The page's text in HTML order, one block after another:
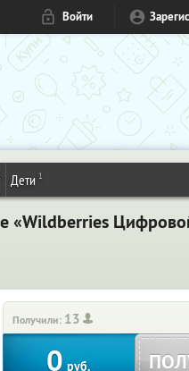
Войти
Дети 1
«Wildberries
Получили: 13
0 руб.